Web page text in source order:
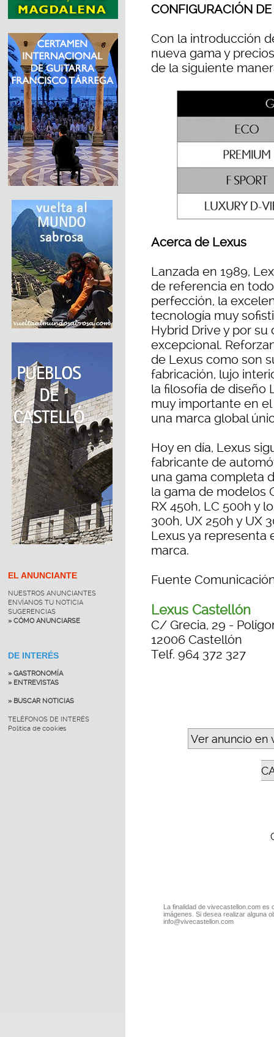
EL ANUNCIANTE
NUESTROS ANUNCIANTES
ENVÍANOS TU NOTICIA
SUGERENCIAS
» CÓMO ANUNCIARSE
DE INTERÉS
» GASTRONOMÍA
» ENTREVISTAS
» BUSCAR NOTICIAS
TELÉFONOS DE INTERÉS
Política de cookies
CONFIGURACIÓN
Con la introducción
nueva gama y
de la siguiente
Acerca de Lexus
Lanzada en 1989,
de referencia en
perfección, la
tecnología muy
Hybrid Drive y por
excepcional.
de Lexus como son
fabricación, lujo
la filosofía de diseño
muy importante en
una marca global
Hoy en día, Lexus
fabricante de
una gama completa
la gama de modelos
RX 450h, LC 500h y
300h, UX 250h y UX
Lexus ya representa
marca.
Fuente
Lexus Castellón
C/ Grecia, 29 -
12006 Castellón
Telf. 964 372 327
Ver anuncio en
La finalidad de vivecastellon.com
imágenes. Si desea realizar alguna
info@vivecastellon.com